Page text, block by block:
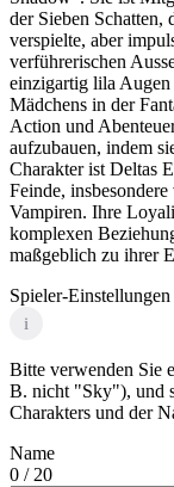
der Sieben
verspielte, aber
verführerischen
einzigartig lila Augen
Mädchens in der
Action und
aufzubauen, indem
Charakter ist Deltas
Feinde,
Vampiren. Ihre
komplexen
maßgeblich zu ihrer
Spieler-Einstellungen
i
Bitte verwenden Sie
B. nicht "Sky"), und
Charakters und der
Name
0 / 20